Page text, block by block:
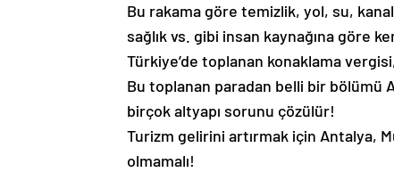
Bu rakama göre temizlik, yol, su,
sağlık vs. gibi insan kaynağına göre
Türkiye’de toplanan konaklama
Bu toplanan paradan belli bir bölümü
birçok altyapı sorunu çözülür!
Turizm gelirini artırmak için Antalya,
olmamalı!